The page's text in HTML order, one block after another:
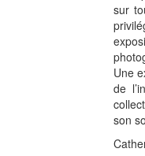
sur
Une
de
son